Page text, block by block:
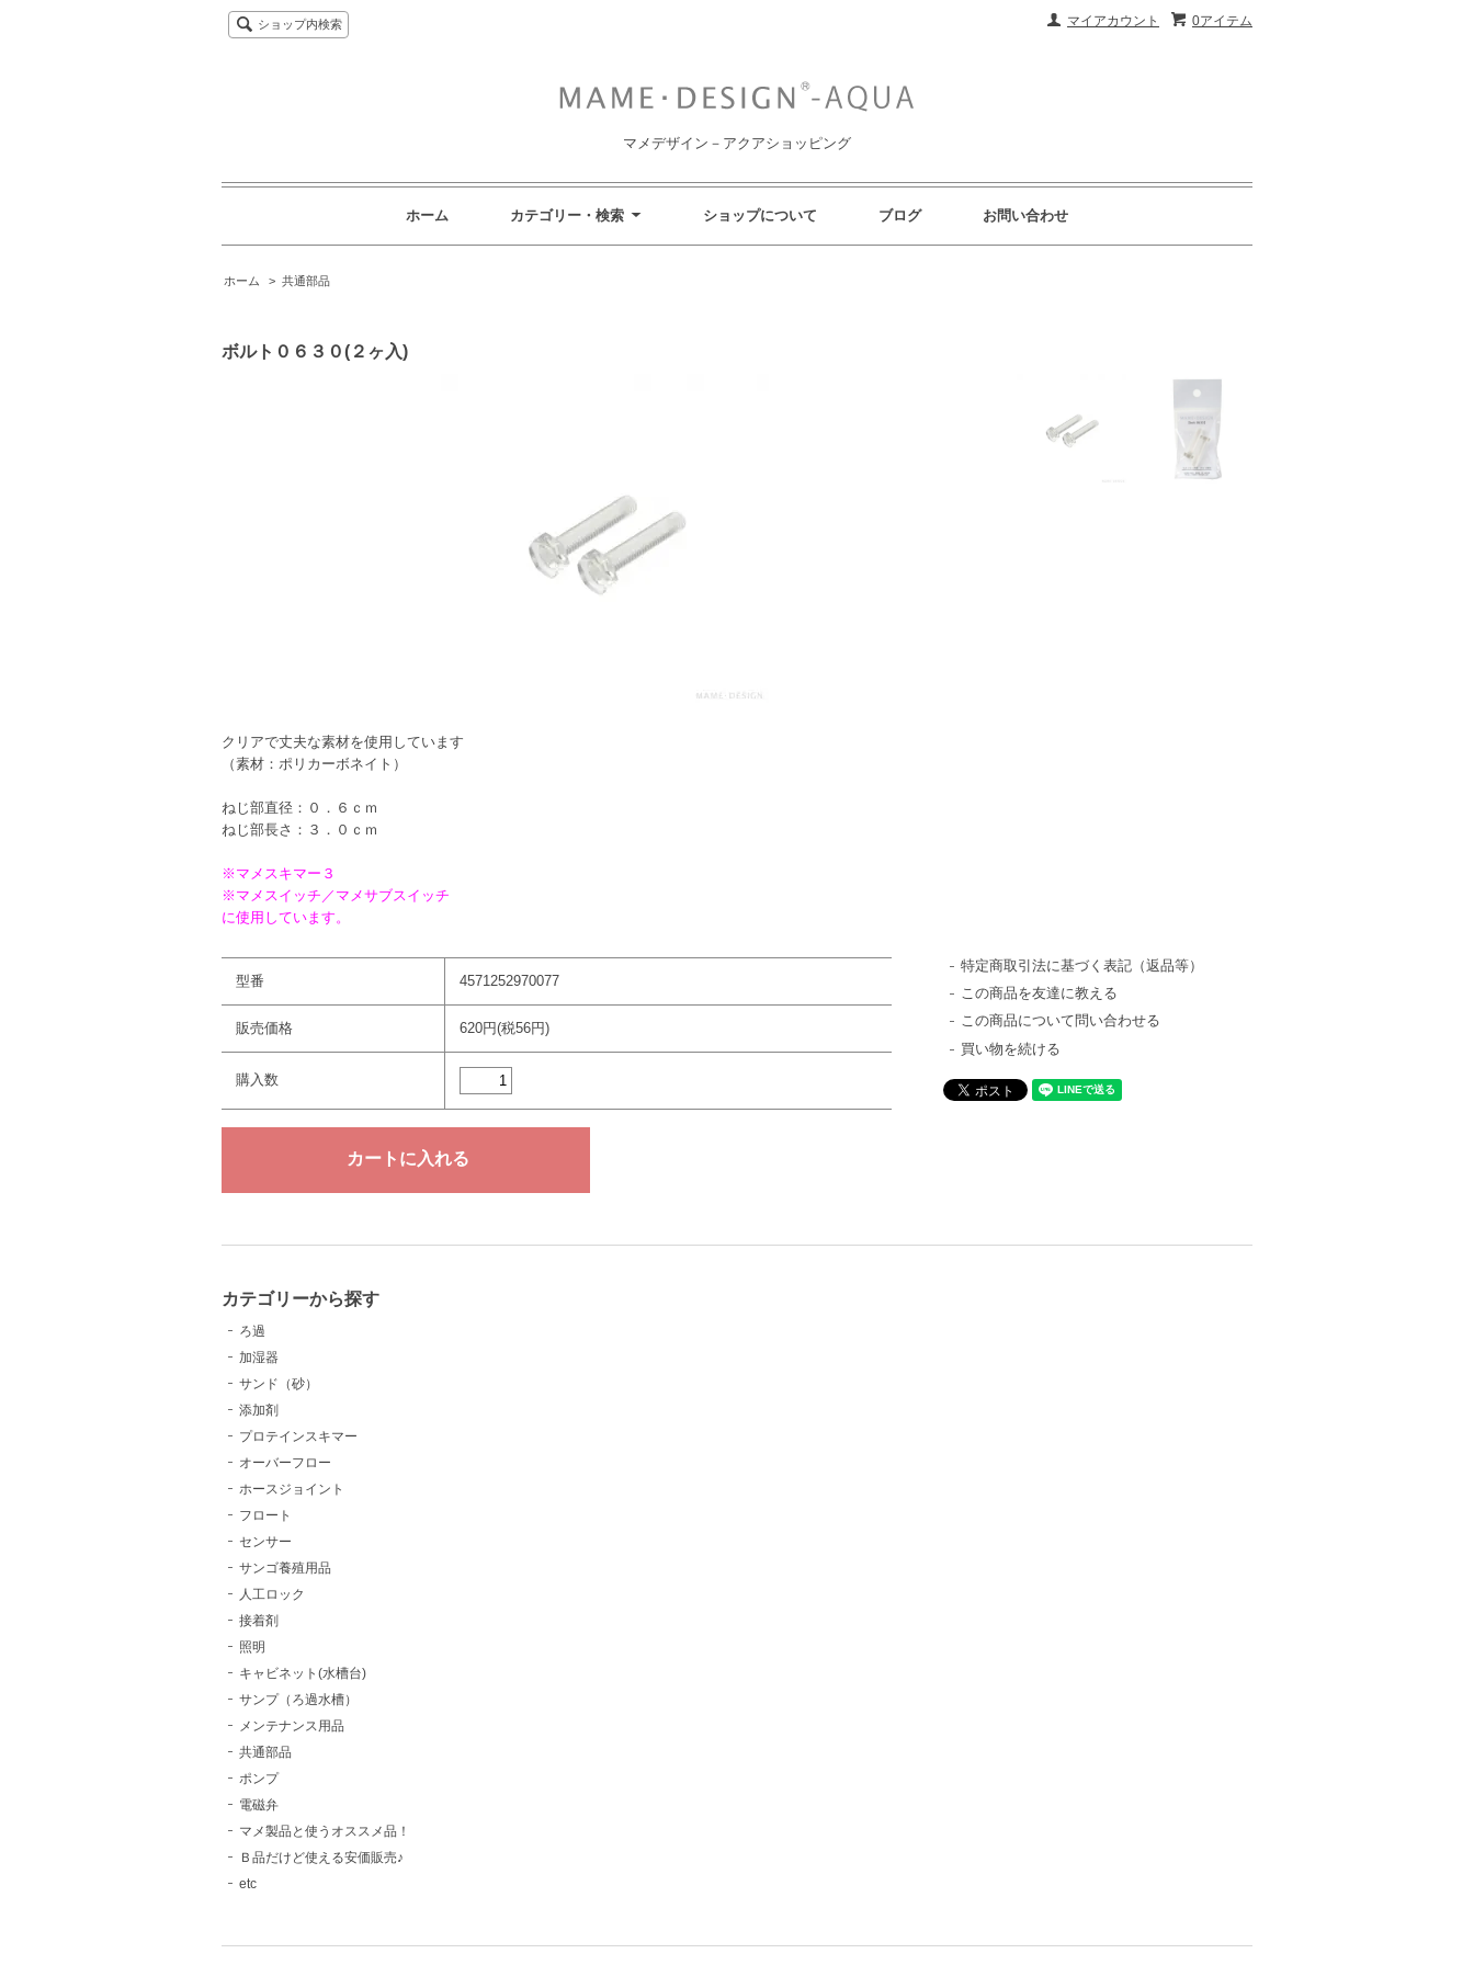
0アイテム
マイアカウント
ショップ内検索
マメデザイン－アクアショッピング
ホーム カテゴリー・検索 ショップについて ブログ お問い合わせ
ホーム > 共通部品
ボルト０６３０(２ヶ入)
クリアで丈夫な素材を使用しています
（素材：ポリカーボネイト）
ねじ部直径：０．６ｃｍ
ねじ部長さ：３．０ｃｍ
※マメスキマー３
※マメスイッチ／マメサブスイッチ
に使用しています。
型番 4571252970077
販売価格 620円(税56円)
購入数
特定商取引法に基づく表記（返品等）
この商品を友達に教える
この商品について問い合わせる
買い物を続ける
カテゴリーから探す
ろ過
加湿器
サンド（砂）
添加剤
プロテインスキマー
オーバーフロー
ホースジョイント
フロート
センサー
サンゴ養殖用品
人工ロック
接着剤
照明
キャビネット(水槽台)
サンプ（ろ過水槽）
メンテナンス用品
共通部品
ポンプ
電磁弁
マメ製品と使うオススメ品！
Ｂ品だけど使える安価販売♪
etc